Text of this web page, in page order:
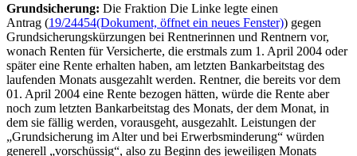
Grundsicherung: Die Fraktion Die Linke legte einen
Antrag (19/24454(Dokument, öffnet ein neues Fenster)) gegen
Grundsicherungskürzungen bei Rentnerinnen und Rentnern vor,
wonach Renten für Versicherte, die erstmals zum 1. April 2004 oder
später eine Rente erhalten haben, am letzten Bankarbeitstag des
laufenden Monats ausgezahlt werden. Rentner, die bereits vor dem
01. April 2004 eine Rente bezogen hätten, würde die Rente aber
noch zum letzten Bankarbeitstag des Monats, der dem Monat, in
dem sie fällig werden, vorausgeht, ausgezahlt. Leistungen der
„Grundsicherung im Alter und bei Erwerbsminderung“ würden
generell „vorschüssig“, also zu Beginn des jeweiligen Monats